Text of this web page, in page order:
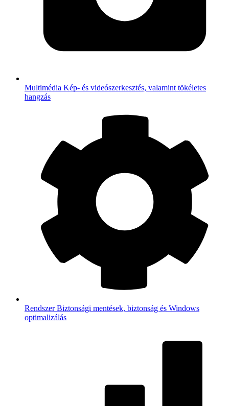
Multimédia Kép- és videószerkesztés, valamint tökéletes
hangzás
RendszerBiztonsági mentések, biztonság és Windows
optimalizálás